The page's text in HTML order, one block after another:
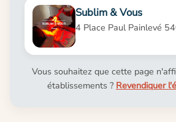
Sublim & Vous
4 Place Paul Painlevé
Vous souhaitez que cette page
établissements ? Revendiquer